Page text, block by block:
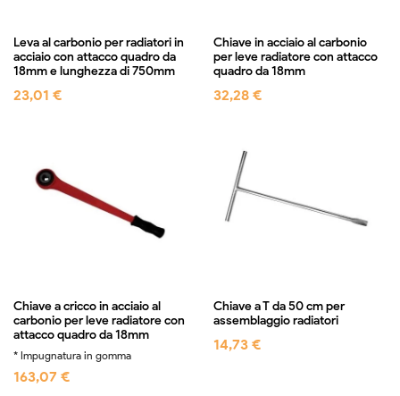
Leva al carbonio per radiatori in
acciaio con attacco quadro da
18mm e lunghezza di 750mm
23,01 €
Chiave in acciaio al carbonio
per leve radiatore con attacco
quadro da 18mm
32,28 €
Chiave a cricco in acciaio al
carbonio per leve radiatore con
attacco quadro da 18mm
* Impugnatura in gomma
163,07 €
Chiave a T da 50 cm per
assemblaggio radiatori
14,73 €